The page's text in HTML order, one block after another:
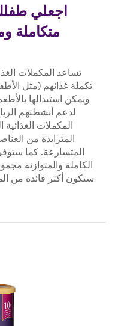
اجعلي
متكاملة
تساعد المكملات
تكملة غذائهم (مثل
ويمكن استبدالها
لدعم أنشطتهم
المكملات
المتزايدة من
المتسارعة. كما
الكاملة والمتوازنة
ستكون أكثر فائدة من